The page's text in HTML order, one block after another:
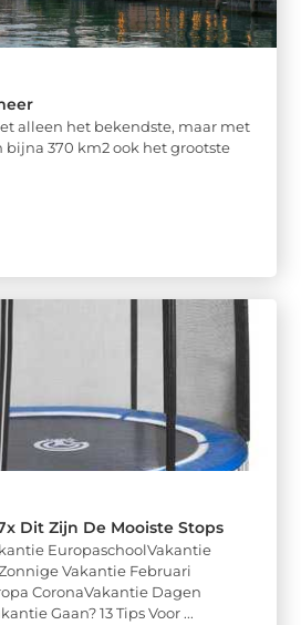
alleen het bekendste, maar met
bijna 370 km2 ook het grootste
Dit Zijn De Mooiste Stops
EuropaschoolVakantie
Vakantie Februari
CoronaVakantie Dagen
Gaan? 13 Tips Voor ...